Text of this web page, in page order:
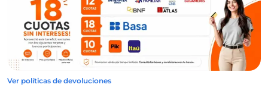
Ver políticas de devoluciones